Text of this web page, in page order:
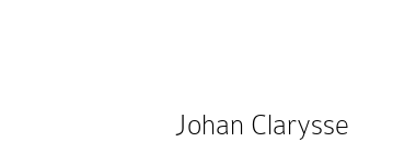
Johan Clarysse